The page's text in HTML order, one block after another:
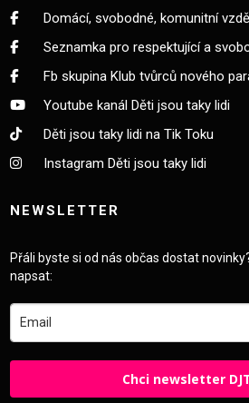
Domácí, svobodné, komunitní
Seznamka pro respektující a
Fb skupina Klub tvůrců nového
Youtube kanál Děti jsou taky lidi
Děti jsou taky lidi na Tik Toku
Instagram Děti jsou taky lidi
NEWSLETTER
Přáli byste si od nás občas dostat
napsat:
Chci newsletter